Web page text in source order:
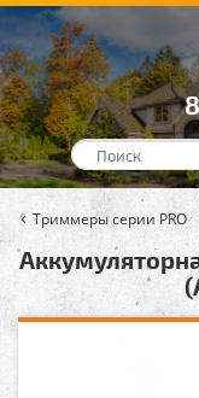
Триммеры серии PRO